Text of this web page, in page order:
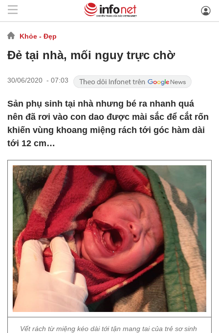
Khỏe - Đẹp
Đẻ tại nhà, mối nguy trực chờ
30/06/2020 - 07:03
Sản phụ sinh tại nhà nhưng bé ra nhanh quá
nên đã rơi vào con dao được mài sắc để cắt rốn
khiến vùng khoang miệng rách tới góc hàm dài
tới 12 cm…
Vết rách từ miệng kéo dài tới tận mang tai của trẻ sơ sinh